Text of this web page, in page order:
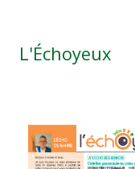
L'Échoyeux